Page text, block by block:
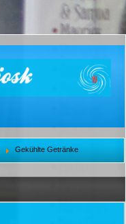
Gekühlte Getränke